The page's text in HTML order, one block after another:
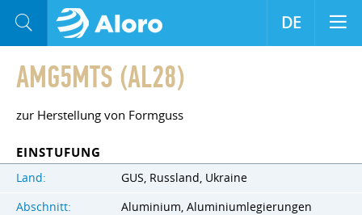
AMG5MTS (AL28)
zur Herstellung von Formguss
EINSTUFUNG
Land:
GUS, Russland, Ukraine
Abschnitt:
Aluminium, Aluminiumlegierungen
DE